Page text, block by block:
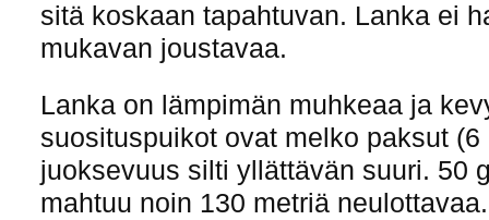
sitä koskaan tapahtuvan. Lanka ei
mukavan joustavaa.
Lanka on lämpimän muhkeaa ja
suosituspuikot ovat melko paksut
juoksevuus silti yllättävän suuri. 50
mahtuu noin 130 metriä